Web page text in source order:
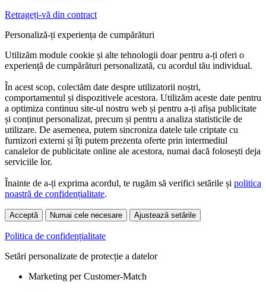
Retrageți-vă din contract
Personaliză-ți experiența de cumpărături
Utilizăm module cookie și alte tehnologii doar pentru a-ți oferi o
experiență de cumpărături personalizată, cu acordul tău individual.
În acest scop, colectăm date despre utilizatorii noștri,
comportamentul și dispozitivele acestora. Utilizăm aceste date pentru
a optimiza continuu site-ul nostru web și pentru a-ți afișa publicitate
și conținut personalizat, precum și pentru a analiza statisticile de
utilizare. De asemenea, putem sincroniza datele tale criptate cu
furnizori externi și îți putem prezenta oferte prin intermediul
canalelor de publicitate online ale acestora, numai dacă folosești deja
serviciile lor.
Înainte de a-ți exprima acordul, te rugăm să verifici setările și politica
noastră de confidențialitate.
Acceptă Numai cele necesare Ajustează setările
Politica de confidențialitate
Setări personalizate de protecție a datelor
Marketing per Customer-Match